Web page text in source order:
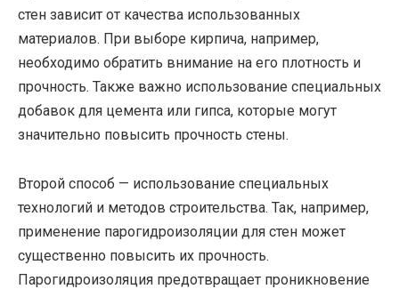
стен зависит от качества использованных
материалов. При выборе кирпича, например,
необходимо обратить внимание на его плотность и
прочность. Также важно использование специальных
добавок для цемента или гипса, которые могут
значительно повысить прочность стены.
Второй способ — использование специальных
технологий и методов строительства. Так, например,
применение парогидроизоляции для стен может
существенно повысить их прочность.
Парогидроизоляция предотвращает проникновение